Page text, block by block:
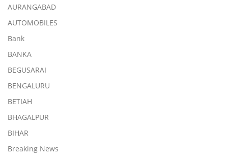
AURANGABAD
AUTOMOBILES
Bank
BANKA
BEGUSARAI
BENGALURU
BETIAH
BHAGALPUR
BIHAR
Breaking News